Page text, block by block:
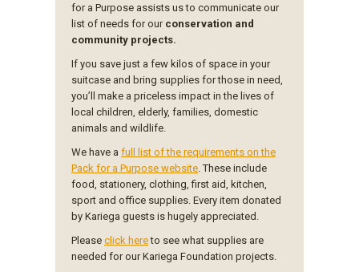
for a Purpose assists us to communicate our
list of needs for our conservation and
community projects.
If you save just a few kilos of space in your
suitcase and bring supplies for those in need,
you’ll make a priceless impact in the lives of
local children, elderly, families, domestic
animals and wildlife.
We have a full list of the requirements on the
Pack for a Purpose website. These include
food, stationery, clothing, first aid, kitchen,
sport and office supplies. Every item donated
by Kariega guests is hugely appreciated.
Please click hereto see what supplies are
needed for our Kariega Foundation projects.